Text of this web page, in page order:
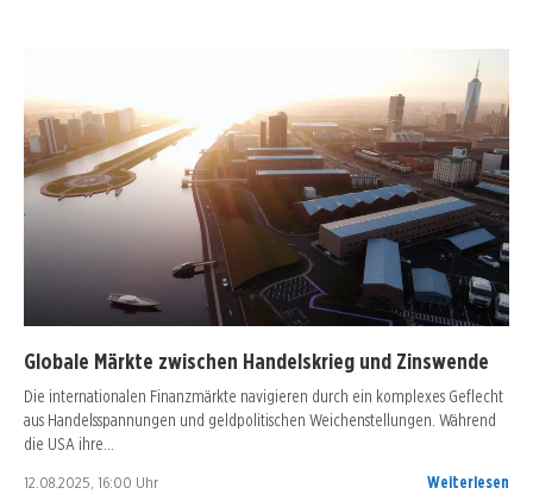
Globale Märkte zwischen Handelskrieg und Zinswende
Die internationalen Finanzmärkte navigieren durch ein komplexes Geflecht
aus Handelsspannungen und geldpolitischen Weichenstellungen. Während
die USA ihre…
12.08.2025, 16:00 Uhr Weiterlesen